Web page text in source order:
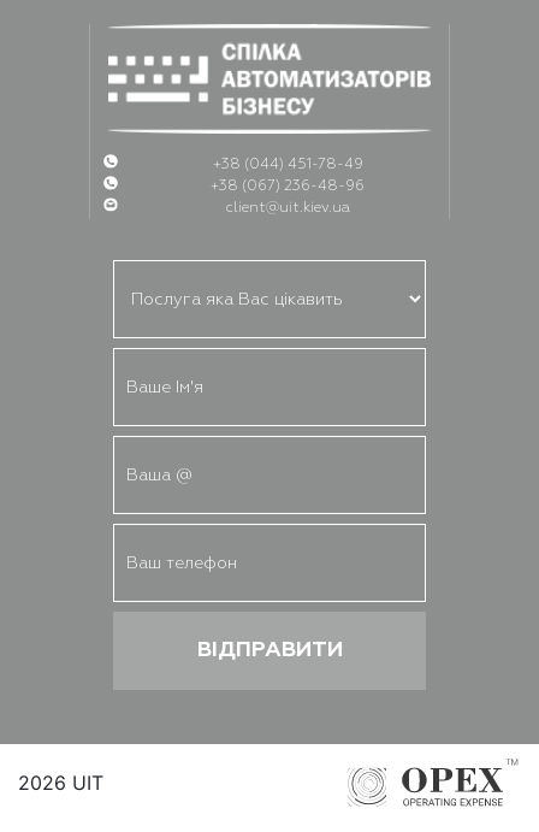
+38 (044) 451-78-49
+38 (067) 236-48-96
client@uit.kiev.ua
2026 UIT